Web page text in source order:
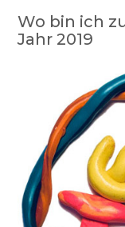
Wo bin ich
Jahr 2019